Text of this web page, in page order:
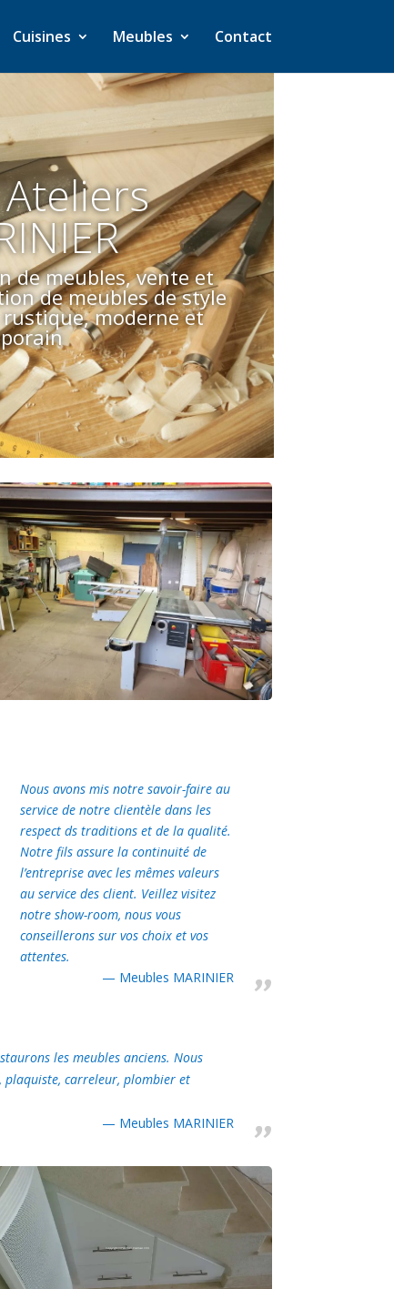
Cuisines Meubles Contact
de meubles, vente et
de meubles de style
moderne et
Nous avons mis notre savoir-faire au
service de notre clientèle dans les
respect ds traditions et de la qualité.
Notre fils assure la continuité de
l’entreprise avec les mêmes valeurs
au service des client. Veillez visitez
notre show-room, nous vous
conseillerons sur vos choix et vos
attentes.
Meubles MARINIER
les meubles anciens. Nous
plaquiste, carreleur, plombier et
Meubles MARINIER